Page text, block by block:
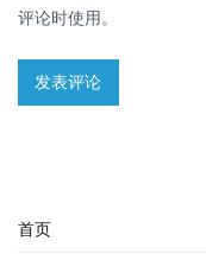
评论时使用。
首页